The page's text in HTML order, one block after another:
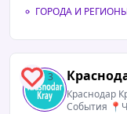
ГОРОДА И
3
Краснодар
События